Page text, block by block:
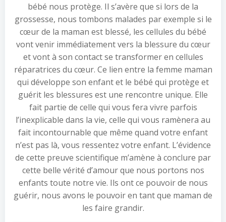
bébé nous protège. Il s’avère que si lors de la
grossesse, nous tombons malades par exemple si le
cœur de la maman est blessé, les cellules du bébé
vont venir immédiatement vers la blessure du cœur
et vont à son contact se transformer en cellules
réparatrices du cœur. Ce lien entre la femme maman
qui développe son enfant et le bébé qui protège et
guérit les blessures est une rencontre unique. Elle
fait partie de celle qui vous fera vivre parfois
l’inexplicable dans la vie, celle qui vous ramènera au
fait incontournable que même quand votre enfant
n’est pas là, vous ressentez votre enfant. L’évidence
de cette preuve scientifique m’amène à conclure par
cette belle vérité d’amour que nous portons nos
enfants toute notre vie. Ils ont ce pouvoir de nous
guérir, nous avons le pouvoir en tant que maman de
les faire grandir.